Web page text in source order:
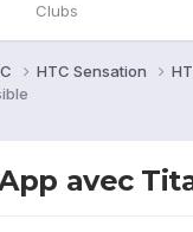
Clubs
HTC Sensation
avec